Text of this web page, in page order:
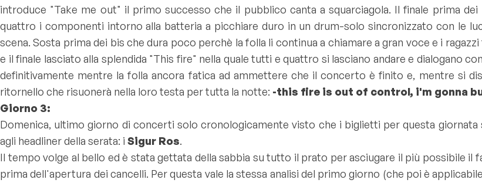
introduce "Take me out" il primo successo che il pubblico canta a squarciagola. Il finale prima dei
quattro i componenti intorno alla batteria a picchiare duro in un drum-solo sincronizzato con le
scena. Sosta prima dei bis che dura poco perchè la folla li continua a chiamare a gran voce e i
e il finale lasciato alla splendida "This fire" nella quale tutti e quattro si lasciano andare e dialogano
definitivamente mentre la folla ancora fatica ad ammettere che il concerto è finito e, mentre si
ritornello che risuonerà nella loro testa per tutta la notte: -this fire is out of control, i'm gonna
Giorno 3:
Domenica, ultimo giorno di concerti solo cronologicamente visto che i biglietti per questa
agli headliner della serata: i Sigur Ros.
Il tempo volge al bello ed è stata gettata della sabbia su tutto il prato per asciugare il più possibile il
prima dell'apertura dei cancelli. Per questa vale la stessa analisi del primo giorno (che poi è